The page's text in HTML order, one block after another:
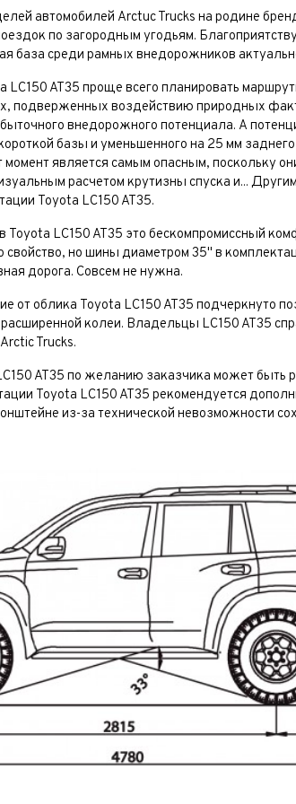
автомобилей Arctuc Trucks на родине
по загородным угодьям.
база среди рамных внедорожников
AT35 проще всего планировать
подверженных воздействию природных
внедорожного потенциала. А
базы и уменьшенного на 25 мм
момент является самым опасным, поскольку
расчетом крутизны спуска и...
Toyota LC150 AT35.
Toyota LC150 AT35 это бескомпромиссный
свойство, но шины диаметром 35" в
дорога. Совсем не нужна.
от облика Toyota LC150 AT35 подчеркнуто
колеи. Владельцы LC150 AT35
Trucks.
AT35 по желанию заказчика может быть
Toyota LC150 AT35 рекомендуется
из-за технической невозможности